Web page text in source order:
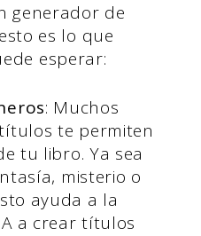
generador de
es lo que
esperar:
: Muchos
te permiten
tu libro. Ya sea
misterio o
ayuda a la
a crear títulos